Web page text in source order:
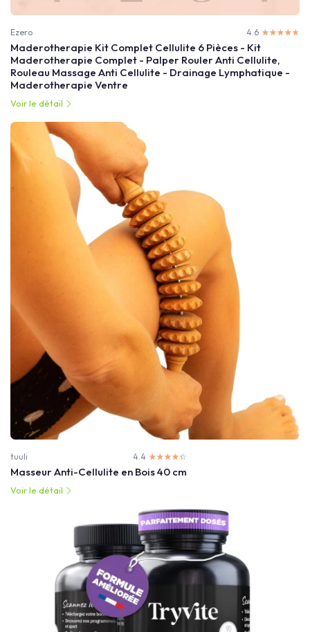
Ezero 4.6 ☆☆☆☆☆
★★★★★
Maderotherapie Kit Complet Cellulite 6 Pièces - Kit
Maderotherapie Complet - Palper Rouler Anti Cellulite,
Rouleau Massage Anti Cellulite - Drainage Lymphatique -
Maderotherapie Ventre
Voir le détail
tuuli 4.4 ☆☆☆☆☆
★★★★★
Masseur Anti-Cellulite en Bois 40 cm
Voir le détail